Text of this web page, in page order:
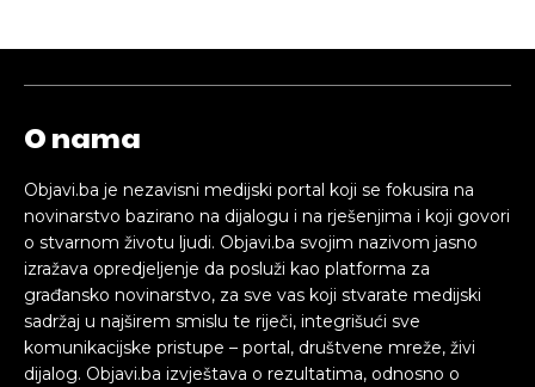
O nama
Objavi.ba je nezavisni medijski portal koji se fokusira na
novinarstvo bazirano na dijalogu i na rješenjima i koji govori
o stvarnom životu ljudi. Objavi.ba svojim nazivom jasno
izražava opredjeljenje da posluži kao platforma za
građansko novinarstvo, za sve vas koji stvarate medijski
sadržaj u najširem smislu te riječi, integrišući sve
komunikacijske pristupe – portal, društvene mreže, živi
dijalog. Objavi.ba izvještava o rezultatima, odnosno o